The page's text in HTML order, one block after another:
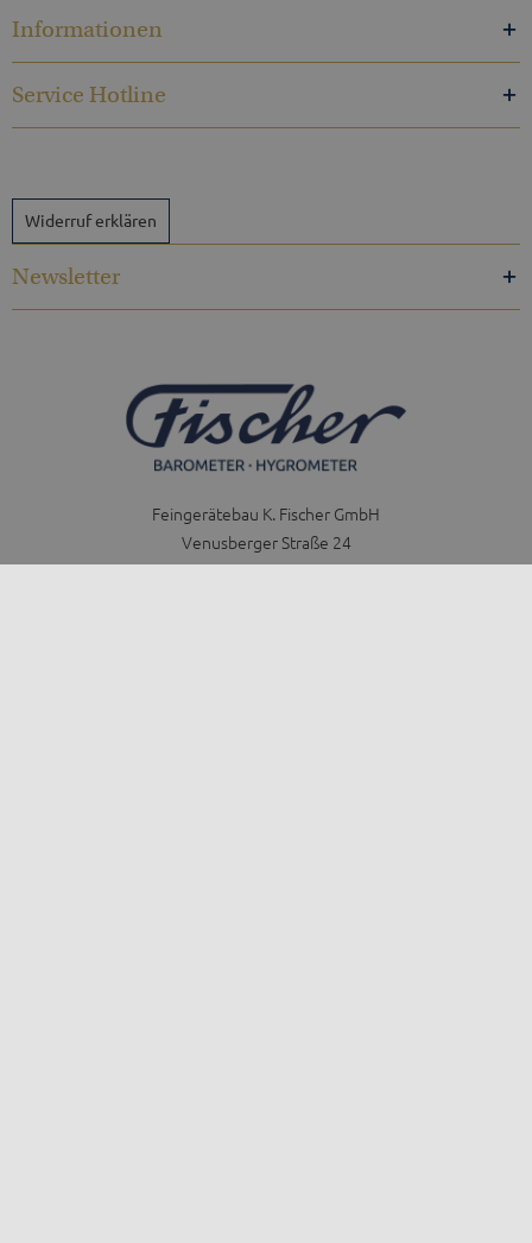
Feingerätebau K. Fischer GmbH
Venusberger Straße 24
09430 Drebach
Informationen
Service Hotline
Widerruf erklären
Newsletter